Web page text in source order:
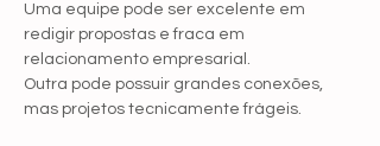
Uma equipe pode ser excelente em
redigir propostas e fraca em
relacionamento empresarial.
Outra pode possuir grandes conexões,
mas projetos tecnicamente frágeis.